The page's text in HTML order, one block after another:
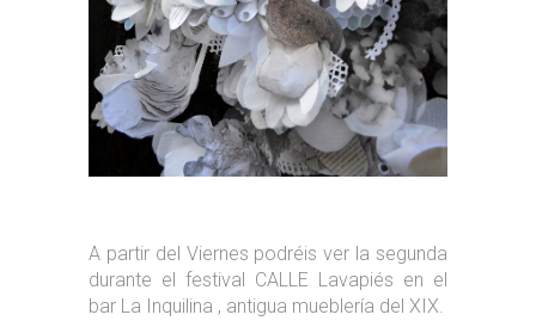
A partir del Viernes podréis ver la segunda
durante el festival CALLE Lavapiés en el
bar La Inquilina , antigua mueblería del XIX.